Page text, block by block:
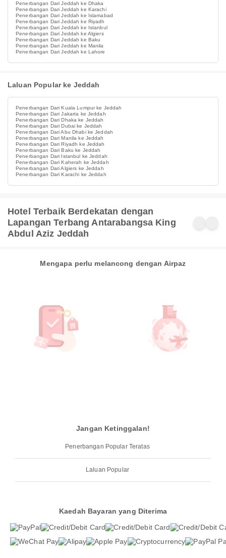
Penerbangan Dari Jeddah ke Dhaka
Penerbangan Dari Jeddah ke Karachi
Penerbangan Dari Jeddah ke Islamabad
Penerbangan Dari Jeddah ke Riyadh
Penerbangan Dari Jeddah ke Istanbul
Penerbangan Dari Jeddah ke Algiers
Penerbangan Dari Jeddah ke Baku
Penerbangan Dari Jeddah ke Manila
Penerbangan Dari Jeddah ke Lahore
Laluan Popular ke Jeddah
Penerbangan Dari Kuala Lumpur ke Jeddah
Penerbangan Dari Jakarta ke Jeddah
Penerbangan Dari Dhaka ke Jeddah
Penerbangan Dari Dubai ke Jeddah
Penerbangan Dari Abu Dhabi ke Jeddah
Penerbangan Dari Manila ke Jeddah
Penerbangan Dari Riyadh ke Jeddah
Penerbangan Dari Baku ke Jeddah
Penerbangan Dari Istanbul ke Jeddah
Penerbangan Dari Kaherah ke Jeddah
Penerbangan Dari Algiers ke Jeddah
Penerbangan Dari Karachi ke Jeddah
Hotel Terbaik Berdekatan dengan
Lapangan Terbang Antarabangsa King
Abdul Aziz Jeddah
Mengapa perlu melancong dengan Airpaz
Jangan Ketinggalan!
Penerbangan Popular Teratas
Laluan Popular
Kaedah Bayaran yang Diterima